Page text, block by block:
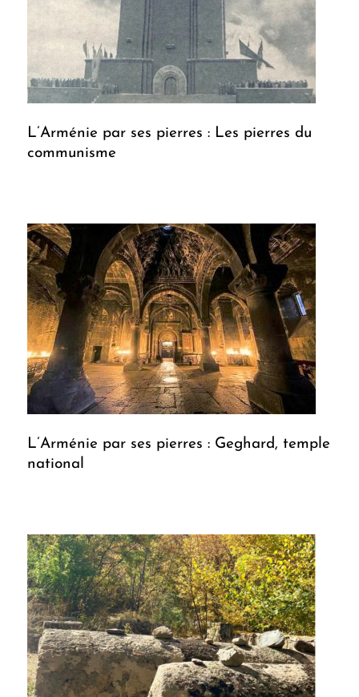
L’Arménie par ses pierres : Les pierres du
communisme
L’Arménie par ses pierres : Geghard, temple
national